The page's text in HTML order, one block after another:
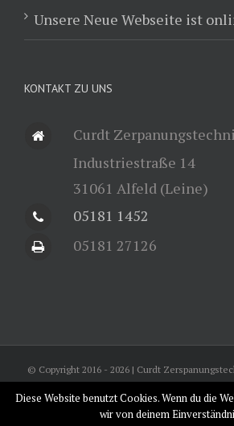
Unsere Neue Webseite ist
KONTAKT ZU UNS
Curdt
Industriestraße 14
31061 Alfeld (Leine)
05181 1452
05181 27126
© Copyright 2016 - 2026 | Curdt
Völkel EDV Systeme| Web mal anders
Facebook
Rss
Diese Website benutzt Cookies. Wenn du die
wir von deinem